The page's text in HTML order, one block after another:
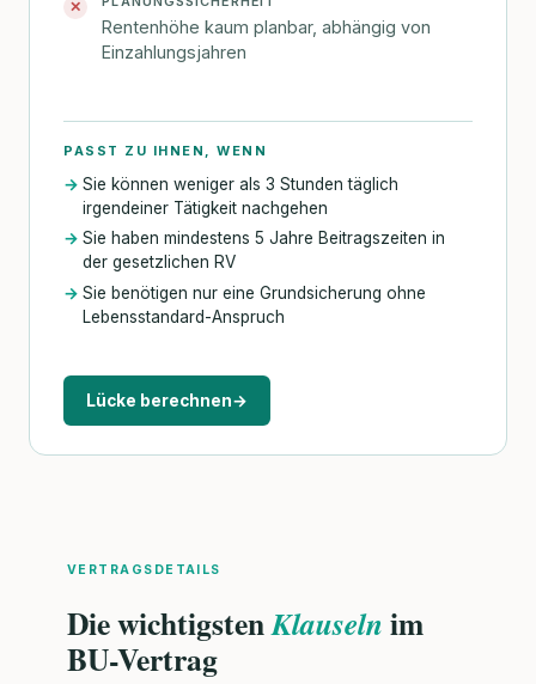
✕
Rentenhöhe kaum planbar, abhängig von
Einzahlungsjahren
PASST ZU IHNEN, WENN
Sie können weniger als 3 Stunden täglich
irgendeiner Tätigkeit nachgehen
Sie haben mindestens 5 Jahre Beitragszeiten in
der gesetzlichen RV
Sie benötigen nur eine Grundsicherung ohne
Lebensstandard-Anspruch
Lücke berechnen→
VERTRAGSDETAILS
Die wichtigstenKlauselnim
BU-Vertrag